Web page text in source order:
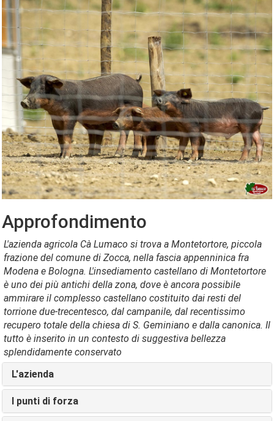
Approfondimento
L'azienda agricola Cà Lumaco si trova a Montetortore, piccola
frazione del comune di Zocca, nella fascia appenninica fra
Modena e Bologna. L'insediamento castellano di Montetortore
è uno dei più antichi della zona, dove è ancora possibile
ammirare il complesso castellano costituito dai resti del
torrione due-trecentesco, dal campanile, dal recentissimo
recupero totale della chiesa di S. Geminiano e dalla canonica. Il
tutto è inserito in un contesto di suggestiva bellezza
splendidamente conservato
L'azienda
I punti di forza